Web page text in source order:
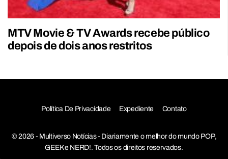
MTV Movie & TV Awards recebe público
depois de dois anos restritos
Política De Privacidade Expediente Contato
© 2026 - Multiverso Notícias - Diariamente o melhor do mundo POP,
GEEK e NERD!. Todos os direitos reservados.